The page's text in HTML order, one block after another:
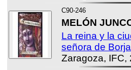
C90-246
MELÓN
La reina y la
señora de
Zaragoza, IFC,